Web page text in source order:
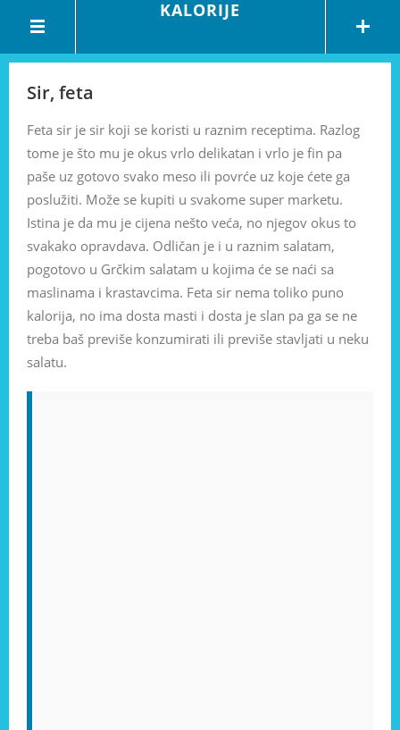
KALORIJE
Sir, feta
Feta sir je sir koji se koristi u raznim receptima. Razlog
tome je što mu je okus vrlo delikatan i vrlo je fin pa
paše uz gotovo svako meso ili povrće uz koje ćete ga
poslužiti. Može se kupiti u svakome super marketu.
Istina je da mu je cijena nešto veća, no njegov okus to
svakako opravdava. Odličan je i u raznim salatam,
pogotovo u Grčkim salatam u kojima će se naći sa
maslinama i krastavcima. Feta sir nema toliko puno
kalorija, no ima dosta masti i dosta je slan pa ga se ne
treba baš previše konzumirati ili previše stavljati u neku
salatu.